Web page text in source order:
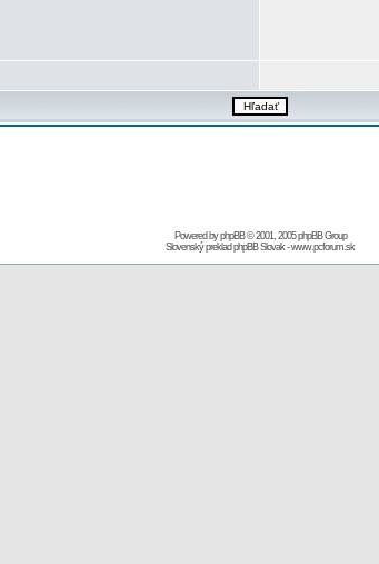
Powered byphpBB© 2001, 2005 phpBB Group
Slovenský preklad phpBB Slovak-www.pcforum.sk